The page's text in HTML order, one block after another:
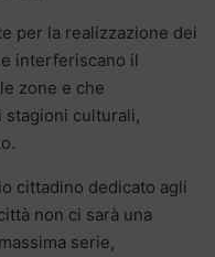
per la realizzazione dei
interferiscano il
zone e che
stagioni culturali,
cittadino dedicato agli
non ci sarà una
serie,